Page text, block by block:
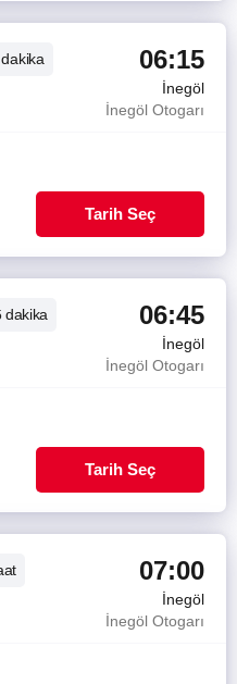
dakika 06:15
İnegöl
İnegöl Otogarı
Tarih Seç
dakika 06:45
İnegöl
İnegöl Otogarı
Tarih Seç
07:00
İnegöl
İnegöl Otogarı